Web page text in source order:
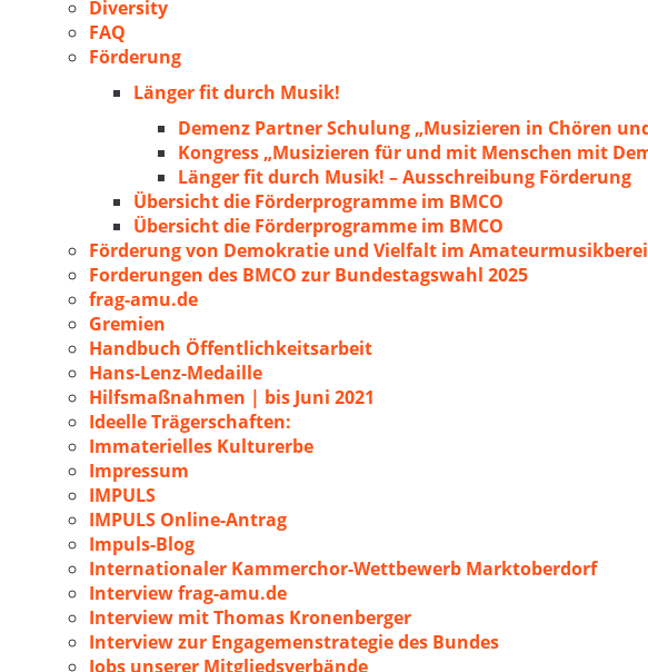
Diversity
FAQ
Förderung
Länger fit durch Musik!
Demenz Partner Schulung „Musizieren in Chören
Kongress „Musizieren für und mit Menschen mit
Länger fit durch Musik! – Ausschreibung Förderung
Übersicht die Förderprogramme im BMCO
Übersicht die Förderprogramme im BMCO
Förderung von Demokratie und Vielfalt im
Forderungen des BMCO zur Bundestagswahl 2025
frag-amu.de
Gremien
Handbuch Öffentlichkeitsarbeit
Hans-Lenz-Medaille
Hilfsmaßnahmen | bis Juni 2021
Ideelle Trägerschaften:
Immaterielles Kulturerbe
Impressum
IMPULS
IMPULS Online-Antrag
Impuls-Blog
Internationaler Kammerchor-Wettbewerb Marktoberdorf
Interview frag-amu.de
Interview mit Thomas Kronenberger
Interview zur Engagemenstrategie des Bundes
Jobs unserer Mitgliedsverbände